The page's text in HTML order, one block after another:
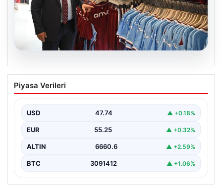
06.08.2026
Ahmet Metin Genç’in forma
kampanyasıyla ilgili belediyeden
Piyasa Verileri
USD 47.74 ▲ +0.18%
EUR 55.25 ▲ +0.32%
ALTIN 6660.6 ▲ +2.59%
BTC 3091412 ▲ +1.06%